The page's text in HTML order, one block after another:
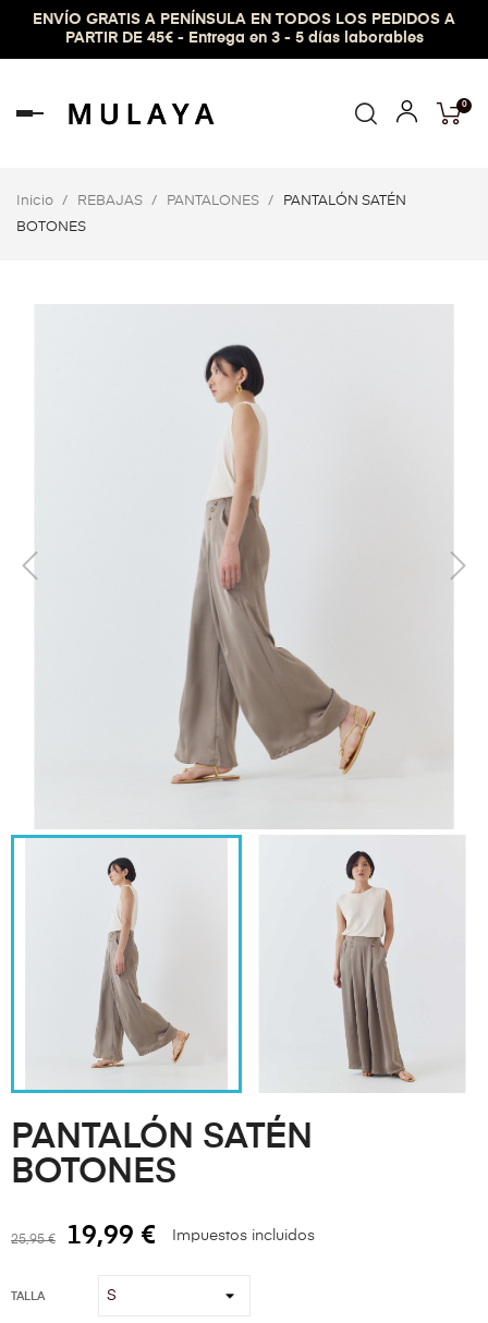
ENVÍO GRATIS A PENÍNSULA EN TODOS LOS PEDIDOS A
PARTIR DE 45€ - Entrega en 3 - 5 días laborables
Navegación
0
Inicio REBAJAS PANTALONES
PANTALÓN SATÉN
BOTONES
PANTALÓN SATÉN
BOTONES
25,95 € 19,99 € Impuestos incluidos
TALLA